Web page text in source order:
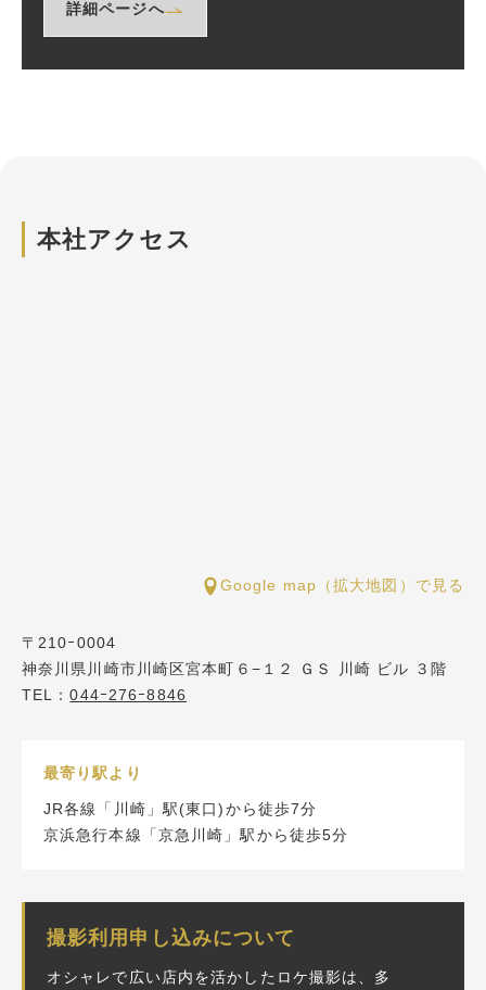
詳細ページへ
新しいWindowで開きます
本社アクセス
Google map（拡大地図）で見る
〒210ｰ0004
神奈川県川崎市川崎区宮本町６−１２ ＧＳ 川崎 ビル ３階
TEL：044ｰ276ｰ8846
最寄り駅より
JR各線「川崎」駅(東口)から徒歩7分
京浜急行本線「京急川崎」駅から徒歩5分
撮影利用申し込みについて
オシャレで広い店内を活かしたロケ撮影は、多